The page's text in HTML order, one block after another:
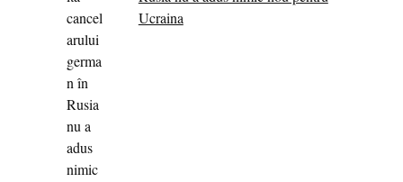
Ucraina